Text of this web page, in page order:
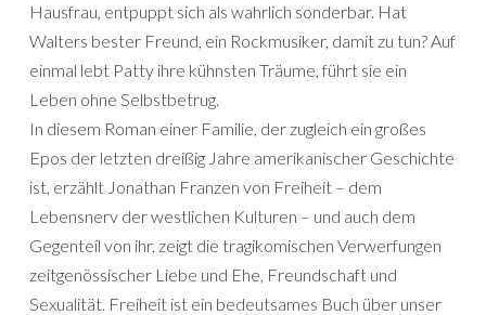
Hausfrau, entpuppt sich als wahrlich sonderbar. Hat
Walters bester Freund, ein Rockmusiker, damit zu tun? Auf
einmal lebt Patty ihre kühnsten Träume, führt sie ein
Leben ohne Selbstbetrug.
In diesem Roman einer Familie, der zugleich ein großes
Epos der letzten dreißig Jahre ame­rika­nischer Geschichte
ist, erzählt Jonathan Franzen von Freiheit – dem
Lebensnerv der westlichen Kulturen – und auch dem
Gegenteil von ihr, zeigt die tragikomischen Verwerfungen
zeitgenössischer Liebe und Ehe, Freundschaft und
Sexualität. Freiheit ist ein bedeutsames Buch über unser